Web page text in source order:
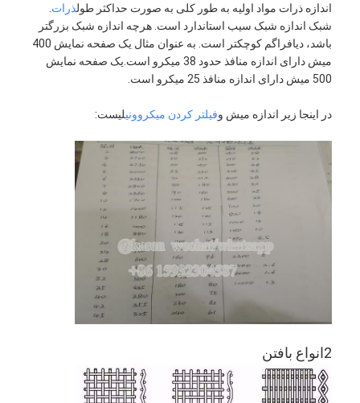
محصولات
دربارهی ما
اندازه ذرات مواد اولیه به طور کلی به صورت حداکثر طولذرات
شبک اندازه شبک سیب استاندارد است. هرچه اندازه شبک بزرگتر
باشد، دیافراگم کوچکتر است. به عنوان مثال یک صفحه نمایش 400
میش دارای اندازه منافذ حدود 38 میکرو است.یک صفحه نمایش
500 میش دارای اندازه منافذ 25 میکرو است.
در اینجا زیر اندازه میش وفیلتر کردن میکروونیلیست:
2انواع بافتن